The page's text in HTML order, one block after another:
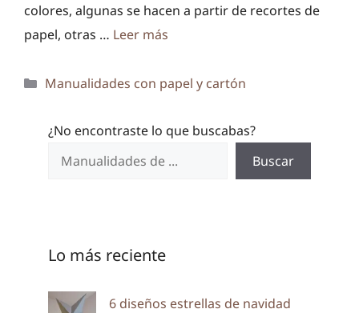
colores, algunas se hacen a partir de recortes de
papel, otras … Leer más
Categorías
Manualidades con papel y cartón
¿No encontraste lo que buscabas?
Buscar
Lo más reciente
6 diseños estrellas de navidad